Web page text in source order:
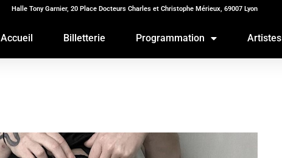
Halle Tony Garnier, 20 Place Docteurs Charles et Christophe Mérieux, 69007 Lyon
Accueil Billetterie Programmation Artistes